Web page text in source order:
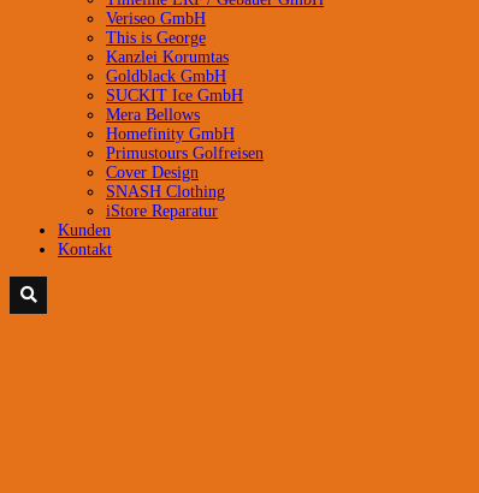
Veriseo GmbH
This is George
Kanzlei Korumtas
Goldblack GmbH
SUCKIT Ice GmbH
Mera Bellows
Homefinity GmbH
Primustours Golfreisen
Cover Design
SNASH Clothing
iStore Reparatur
Kunden
Kontakt